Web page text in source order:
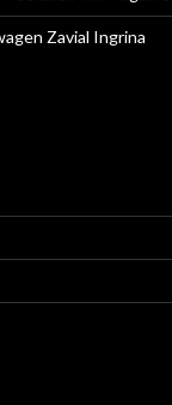
Zavial Ingrina